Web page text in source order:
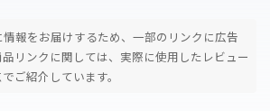
報をお届けするため、一部のリンクに広告
リンクに関しては、実際に使用したレビュー
ご紹介しています。